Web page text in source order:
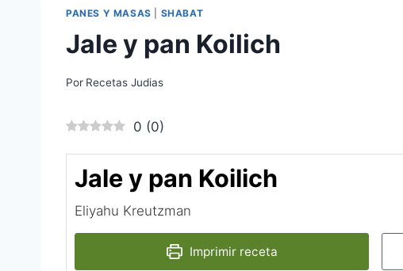
PANES Y MASAS SHABAT
Jale y pan Koilich
Por Recetas Judias
0 (0)
Jale y pan Koilich
Eliyahu Kreutzman‎
Imprimir receta